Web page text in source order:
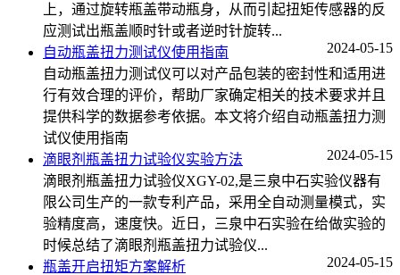
上，通过旋转瓶盖带动瓶身，从而引起扭矩传感器的反
应测试出瓶盖顺时针或者逆时针旋转...
自动瓶盖扭力测试仪使用指南
2024-05-15
自动瓶盖扭力测试仪可以对产品包装的密封性和适用进
行有效合理的评价，帮助厂家确定相关的技术要求并且
提供科学的数据参考依据。本文将介绍自动瓶盖扭力测
试仪使用指南
滴眼剂瓶盖扭力试验仪实验方法
2024-05-15
滴眼剂瓶盖扭力试验仪XGY-02,是三泉中石实验仪器有
限公司生产的一款专利产品，采用全自动测量模式，实
验精度高，速度快。近日，三泉中石实验在给做实验的
时候总结了滴眼剂瓶盖扭力试验仪...
瓶盖开启扭矩方案解析
2024-05-15